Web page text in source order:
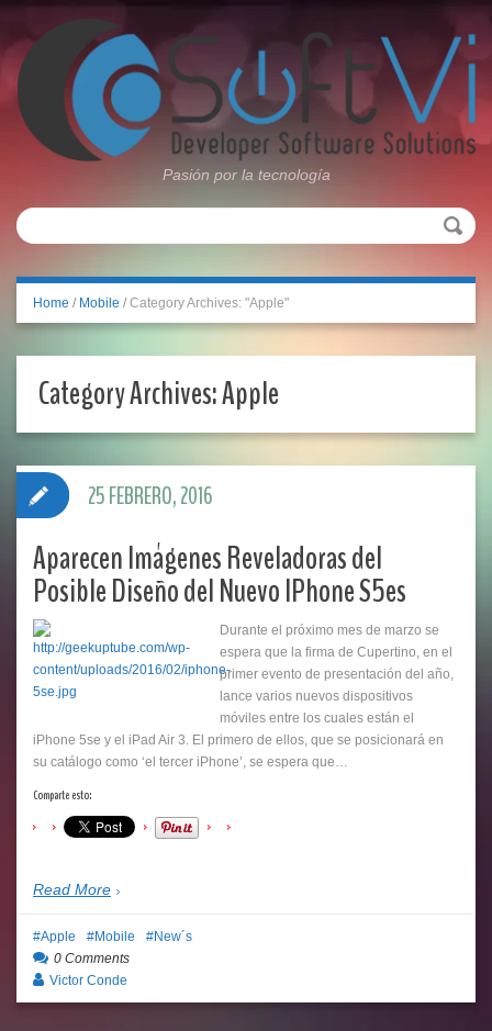
Pasión por la tecnología
Home / Mobile / Category Archives: "Apple"
Category Archives:Apple
Aparecen Imágenes Reveladoras del
Posible Diseño del Nuevo IPhone S5es
Durante el próximo mes de marzo se
espera que la firma de Cupertino, en el
primer evento de presentación del año,
lance varios nuevos dispositivos
móviles entre los cuales están el
iPhone 5se y el iPad Air 3. El primero de ellos, que se posicionará en
su catálogo como ‘el tercer iPhone’, se espera que…
Comparte esto:
Read More
25 FEBRERO, 2016
Apple Mobile
New´s
0 Comments
Victor Conde